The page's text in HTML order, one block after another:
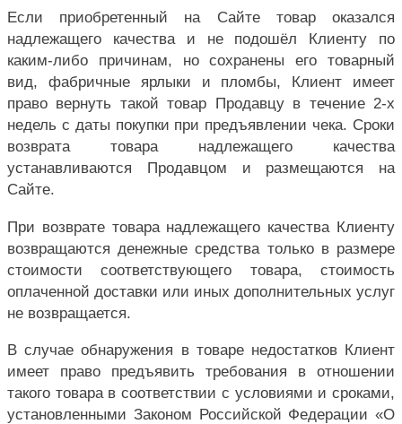
Если приобретенный на Сайте товар оказался
надлежащего качества и не подошёл Клиенту по
каким-либо причинам, но сохранены его товарный
вид, фабричные ярлыки и пломбы, Клиент имеет
право вернуть такой товар Продавцу в течение 2-х
недель с даты покупки при предъявлении чека. Сроки
возврата товара надлежащего качества
устанавливаются Продавцом и размещаются на
Сайте.
При возврате товара надлежащего качества Клиенту
возвращаются денежные средства только в размере
стоимости соответствующего товара, стоимость
оплаченной доставки или иных дополнительных услуг
не возвращается.
В случае обнаружения в товаре недостатков Клиент
имеет право предъявить требования в отношении
такого товара в соответствии с условиями и сроками,
установленными Законом Российской Федерации «О